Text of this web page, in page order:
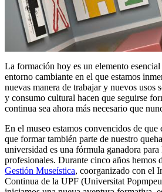
La formación hoy es un elemento
entorno cambiante en el que estamos
nuevas manera de trabajar y nuevos usos
y consumo cultural hacen que seguirse
continua sea ahora más necesario que
En el museo estamos convencidos de
que formar también parte de nuestro
universidad es una fórmula ganadora
profesionales. Durante cinco años hemos
Gestión Museística, coorganizado con el
Continua de la UPF (Universitat